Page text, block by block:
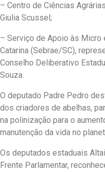
– Centro de Ciências
Giulia Scussel;
– Serviço de Apoio às Micro
Catarina (Sebrae/SC),
Conselho Deliberativo
Souza.
O deputado Padre Pedro
dos criadores de abelhas,
na polinização para o
manutenção da vida no
Os deputados estaduais
Frente Parlamentar,